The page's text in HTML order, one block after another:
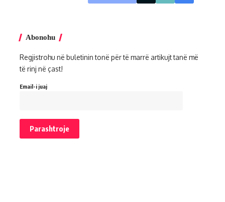
Abonohu
Regjistrohu në buletinin tonë për të marrë artikujt tanë më
të rinj në çast!
Email-i juaj